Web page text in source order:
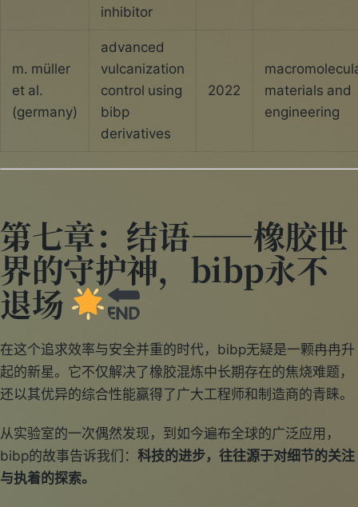
inhibitor
m. müller
et al.
(germany)
advanced
vulcanization
control using
bibp
derivatives
2022
materials and
engineering
第七章：结语——橡胶世
界的守护神，bibp永不
退场
在这个追求效率与安全并重的时代，bibp无疑是一颗冉冉升
起的新星。它不仅解决了橡胶混炼中长期存在的焦烧难题，
还以其优异的综合性能赢得了广大工程师和制造商的青睐。
从实验室的一次偶然发现，到如今遍布全球的广泛应用，
bibp的故事告诉我们： 科技的进步，往往源于对细节的关注
与执着的探索。